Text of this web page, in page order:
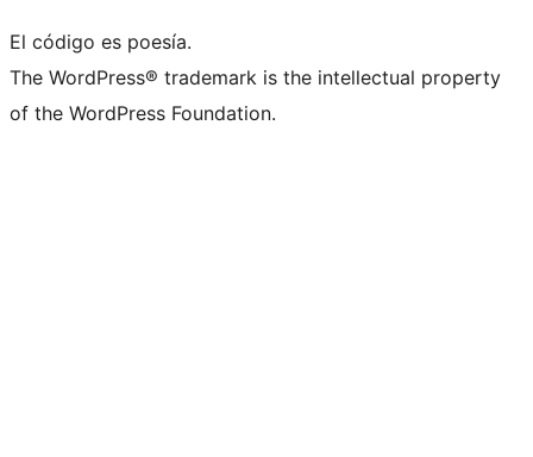
El código es poesía.
The WordPress® trademark is the intellectual property
of the WordPress Foundation.